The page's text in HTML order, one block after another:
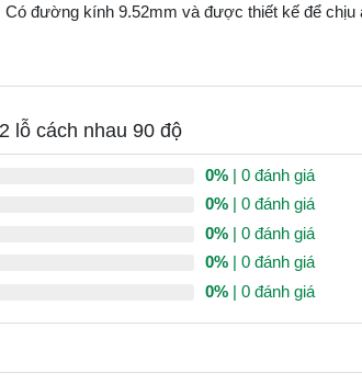
đường kính 9.52mm và được thiết kế để chịu
lỗ cách nhau 90 độ
0% | 0 đánh giá
0% | 0 đánh giá
0% | 0 đánh giá
0% | 0 đánh giá
0% | 0 đánh giá